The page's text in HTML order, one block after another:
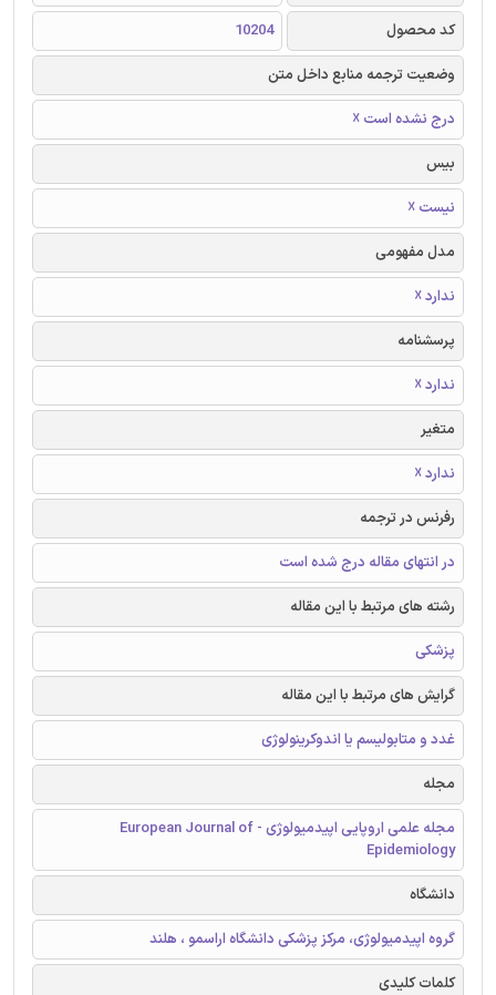
کد محصول
10204
وضعیت ترجمه منابع داخل متن
درج نشده است ☓
بیس
نیست ☓
مدل مفهومی
ندارد ☓
پرسشنامه
ندارد ☓
متغیر
ندارد ☓
رفرنس در ترجمه
در انتهای مقاله درج شده است
رشته های مرتبط با این مقاله
پزشکی
گرایش های مرتبط با این مقاله
غدد و متابولیسم یا اندوکرینولوژی
مجله
مجله علمی اروپایی اپیدمیولوژی - European Journal of
Epidemiology
دانشگاه
گروه اپیدمیولوژی، مرکز پزشکی دانشگاه اراسمو ، هلند
کلمات کلیدی